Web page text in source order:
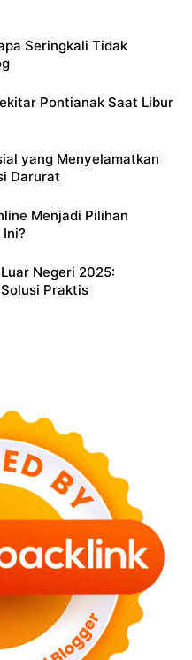
Seringkali Tidak
Pontianak Saat Libur
yang Menyelamatkan
Darurat
Menjadi Pilihan
Negeri 2025:
Praktis